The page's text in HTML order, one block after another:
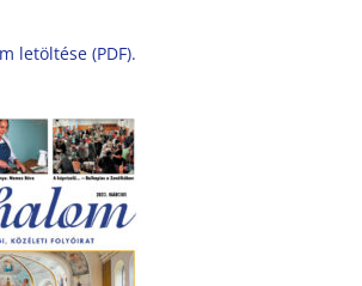
letöltése (PDF).